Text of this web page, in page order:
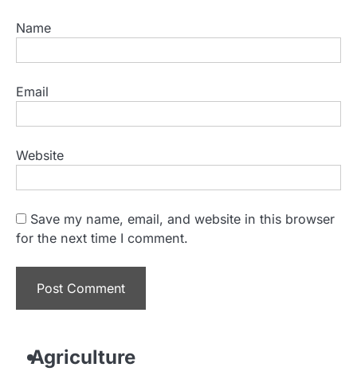
Name
Email
Website
Save my name, email, and website in this browser
for the next time I comment.
Agriculture